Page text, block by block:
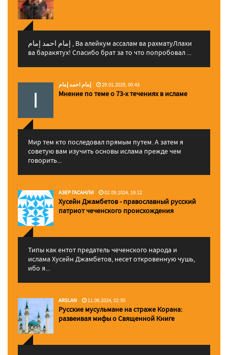
إمام احمد إمام , Ва алейкум ассалам ва рахматуЛлахи
ва баракятух! Спасибо брат за то что попробовал ...
إمام احمد إمام 29.01.2025, 00:43
Мнение по теме о 73-х течениях в исламе
Мир тем кто последовал прямым путем. А затем я
советую вам изучить основы ислама прежде чем
говорить...
АЗЕР ГАСАНЛИ 02.09.2024, 19:12
Хусейн Джамбетов - православный русский
патриот чеченского происхождения
Типы как ентот предатель чеченского народа и
ислама Хусейн Джамбетов, несет откровенную чушь,
ибо я...
ARSLAN 11.06.2024, 02:50
Русские мусульмане на страже Корана:
pазвеивая мифы о Священной Книге